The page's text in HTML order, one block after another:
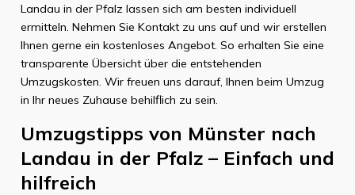
Landau in der Pfalz lassen sich am besten individuell
ermitteln. Nehmen Sie Kontakt zu uns auf und wir erstellen
Ihnen gerne ein kostenloses Angebot. So erhalten Sie eine
transparente Übersicht über die entstehenden
Umzugskosten. Wir freuen uns darauf, Ihnen beim Umzug
in Ihr neues Zuhause behilflich zu sein.
Umzugstipps von Münster nach
Landau in der Pfalz – Einfach und
hilfreich